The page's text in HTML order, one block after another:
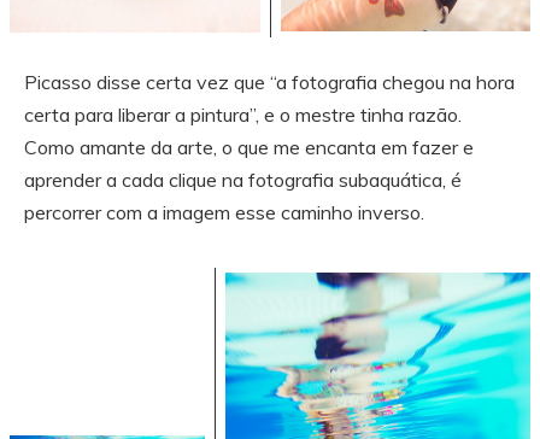
Picasso disse certa vez que “a fotografia chegou na hora
certa para liberar a pintura”, e o mestre tinha razão.
Como amante da arte, o que me encanta em fazer e
aprender a cada clique na fotografia subaquática, é
percorrer com a imagem esse caminho inverso.